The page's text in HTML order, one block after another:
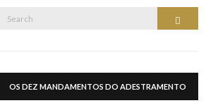
Search
OS DEZ MANDAMENTOS DO ADESTRAMENTO